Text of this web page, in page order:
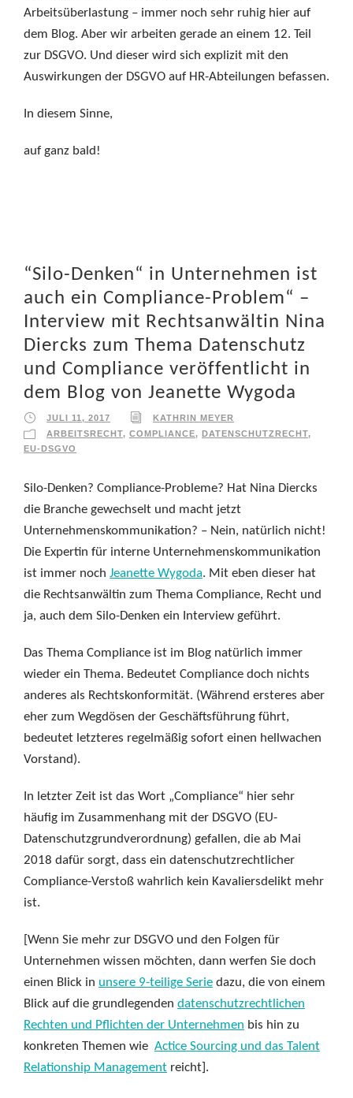
Arbeitsüberlastung – immer noch sehr ruhig hier auf
dem Blog. Aber wir arbeiten gerade an einem 12. Teil
zur DSGVO. Und dieser wird sich explizit mit den
Auswirkungen der DSGVO auf HR-Abteilungen befassen.
In diesem Sinne,
auf ganz bald!
“Silo-Denken“ in Unternehmen ist
auch ein Compliance-Problem“ –
Interview mit Rechtsanwältin Nina
Diercks zum Thema Datenschutz
und Compliance veröffentlicht in
dem Blog von Jeanette Wygoda
JULI 11, 2017
KATHRIN MEYER
ARBEITSRECHT, COMPLIANCE, DATENSCHUTZRECHT,
EU-DSGVO
Silo-Denken? Compliance-Probleme? Hat Nina Diercks
die Branche gewechselt und macht jetzt
Unternehmenskommunikation? – Nein, natürlich nicht!
Die Expertin für interne Unternehmenskommunikation
ist immer noch Jeanette Wygoda. Mit eben dieser hat
die Rechtsanwältin zum Thema Compliance, Recht und
ja, auch dem Silo-Denken ein Interview geführt.
Das Thema Compliance ist im Blog natürlich immer
wieder ein Thema. Bedeutet Compliance doch nichts
anderes als Rechtskonformität. (Während ersteres aber
eher zum Wegdösen der Geschäftsführung führt,
bedeutet letzteres regelmäßig sofort einen hellwachen
Vorstand).
In letzter Zeit ist das Wort „Compliance“ hier sehr
häufig im Zusammenhang mit der DSGVO (EU-
Datenschutzgrundverordnung) gefallen, die ab Mai
2018 dafür sorgt, dass ein datenschutzrechtlicher
Compliance-Verstoß wahrlich kein Kavaliersdelikt mehr
ist.
[Wenn Sie mehr zur DSGVO und den Folgen für
Unternehmen wissen möchten, dann werfen Sie doch
einen Blick in unsere 9-teilige Serie dazu, die von einem
Blick auf die grundlegenden datenschutzrechtlichen
Rechten und Pflichten der Unternehmen bis hin zu
konkreten Themen wie Actice Sourcing und das Talent
Relationship Management reicht].